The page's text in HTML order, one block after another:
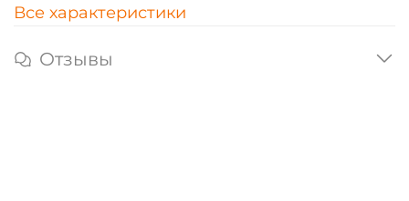
Все характеристики
Отзывы